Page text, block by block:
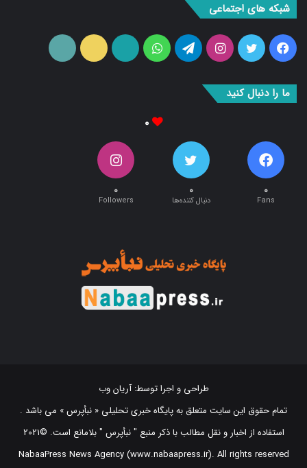
شبکه های اجتماعی
فیس
توییتر اینستاگرامتلگرام واتس
آپارات ایتا
ما را دنبال کنید
۰
۰
Fans
۰
دنبال کننده‌ها
۰
Followers
طراحی و اجرا توسط:آریان وب
تمام حقوق این سایت متعلق به پایگاه خبری تحلیلی « نبأپرس » می باشد .
استفاده از اخبار و نقل مطالب با ذکر منبع "‌ نبأپرس " بلامانع است. ©2021
NabaaPress News Agency (www.nabaapress.ir). All rights reserved